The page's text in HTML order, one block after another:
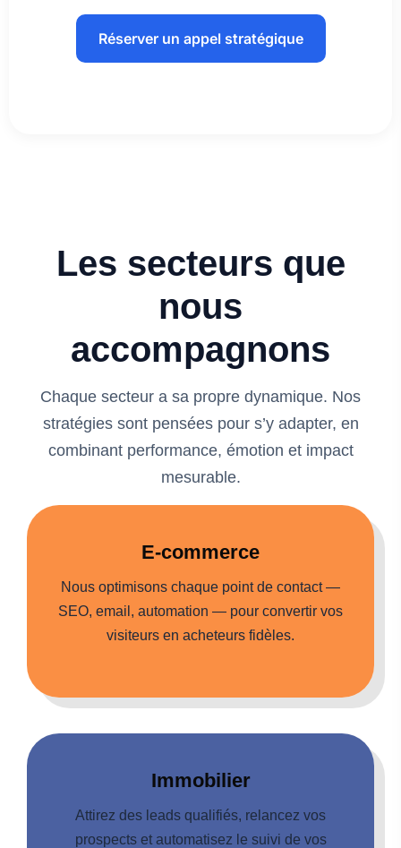
Réserver un appel stratégique
Les secteurs que
nous
accompagnons
Chaque secteur a sa propre dynamique. Nos
stratégies sont pensées pour s’y adapter, en
combinant performance, émotion et impact
mesurable.
E-commerce
Nous optimisons chaque point de contact —
SEO, email, automation — pour convertir vos
visiteurs en acheteurs fidèles.
Immobilier
Attirez des leads qualifiés, relancez vos
prospects et automatisez le suivi de vos